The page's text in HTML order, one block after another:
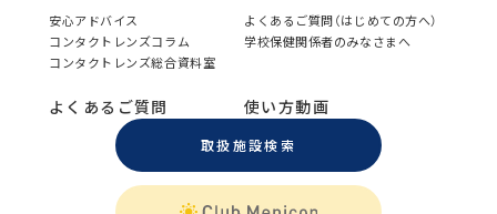
安心アドバイス
よくあるご質問（はじめての方へ）
コンタクトレンズコラム
学校保健関係者のみなさまへ
コンタクトレンズ総合資料室
よくあるご質問 使い方動画
取扱施設検索